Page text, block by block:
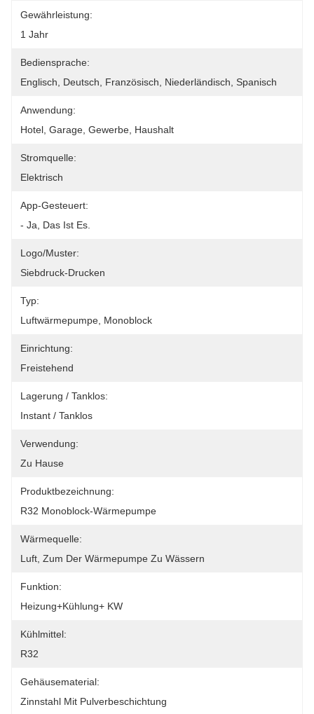
Gewährleistung:
1 Jahr
Bediensprache:
Englisch, Deutsch, Französisch, Niederländisch, Spanisch
Anwendung:
Hotel, Garage, Gewerbe, Haushalt
Stromquelle:
Elektrisch
App-Gesteuert:
- Ja, Das Ist Es.
Logo/Muster:
Siebdruck-Drucken
Typ:
Luftwärmepumpe, Monoblock
Einrichtung:
Freistehend
Lagerung / Tanklos:
Instant / Tanklos
Verwendung:
Zu Hause
Produktbezeichnung:
R32 Monoblock-Wärmepumpe
Wärmequelle:
Luft, Zum Der Wärmepumpe Zu Wässern
Funktion:
Heizung+Kühlung+ KW
Kühlmittel:
R32
Gehäusematerial:
Zinnstahl Mit Pulverbeschichtung